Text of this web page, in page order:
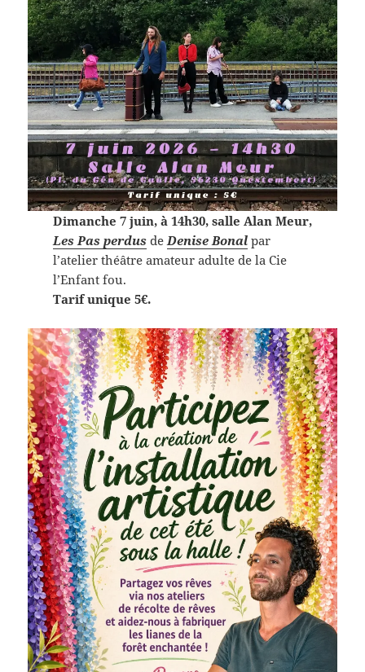
Dimanche 7 juin, à 14h30, salle Alan Meur,
Les Pas perdusdeDenise Bonalpar
l’atelier théâtre amateur adulte de la Cie
l’Enfant fou.
Tarif unique 5€.